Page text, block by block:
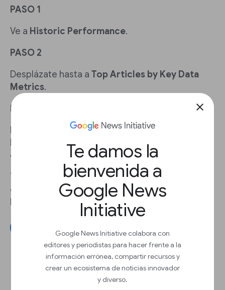
close
Te damos la
bienvenida a
Google News
Initiative
Google News Initiative colabora con
editores y periodistas para hacer frente a la
información errónea, compartir recursos y
crear un ecosistema de noticias innovador
y diverso.
PASO 1
Ve a Historic Performance.
PASO 2
Desplázate hasta a Top Articles by Key Data
Metrics.
PASO 3
Haz clic en la opción derecirculación
los 5 artículos que generan más recirculación a
otros artículos en tu sitio.
También puedes ver la tasa de recirculación
general en
Today’s Performance Dashboard
la sección de
recirculación